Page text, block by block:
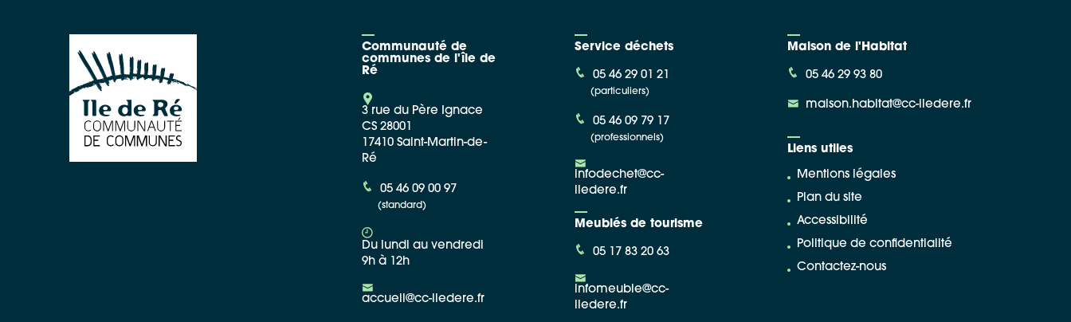
Communauté de
communes de l'île de
Ré
3 rue du Père Ignace
CS 28001
17410 Saint-Martin-de-
Ré
05 46 09 00 97
(standard)
Du lundi au vendredi
9h à 12h
accueil@cc-iledere.fr
Service déchets
05 46 29 01 21
(particuliers)
05 46 09 79 17
(professionnels)
infodechet@cc-
iledere.fr
Meublés de tourisme
05 17 83 20 63
infomeuble@cc-
iledere.fr
Maison de l'Habitat
05 46 29 93 80
maison.habitat@cc-iledere.fr
Liens utiles
Mentions légales
Plan du site
Accessibilité
Politique de confidentialité
Contactez-nous